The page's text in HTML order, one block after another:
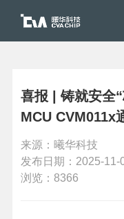
喜报 | 铸就安全
MCU CVM011x
来源：曦华科技
发布日期：2025-11-
浏览：8366